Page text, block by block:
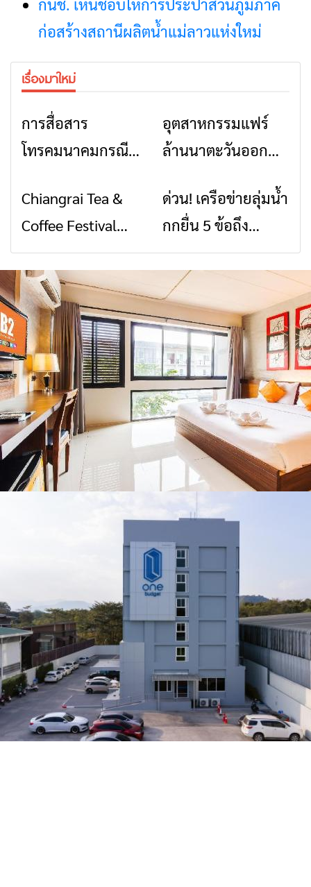
ก่อสร้างสถานีผลิตน้ำแม่ลาวแห่งใหม่
เรื่องมาใหม่
การสื่อสาร
โทรคมนาคมกรณีภัย
สัญญาณขาด การ
สื่อสารต้องไม่หยุด
ข่าวเชียงราย
อุตสาหกรรมแฟร์
ล้านนาตะวันออก
สินค้าเด่น และเสน่ห์
วัฒนธรรมจาก 4
จังหวัด เชียงราย
พะเยา แพร่ และ
น่าน พร้อมชม
คอนเสิร์ตจากศิลปิน
ชื่อดังตลอด 5 วัน
ข่าวเชียงราย
Chiangrai Tea &
Coffee Festival
2026
ข่าวเชียงราย
ด่วน! เครือข่ายลุ่มน้ำ
กกยื่น 5 ข้อถึง
รัฐบาล จี้นายกฯ ลง
เชียงราย แก้วิกฤต
สารปนเปื้อนต้นน้ำ